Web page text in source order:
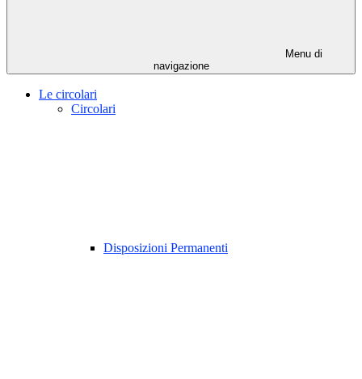
Menu di
navigazione
Le circolari
Circolari
Disposizioni Permanenti